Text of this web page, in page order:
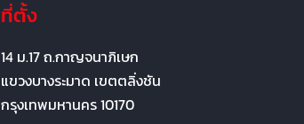
ที่ตั้ง
14 ม.17 ถ.กาญจนาภิเษก
แขวงบางระมาด เขตตลิ่งชัน
กรุงเทพมหานคร 10170